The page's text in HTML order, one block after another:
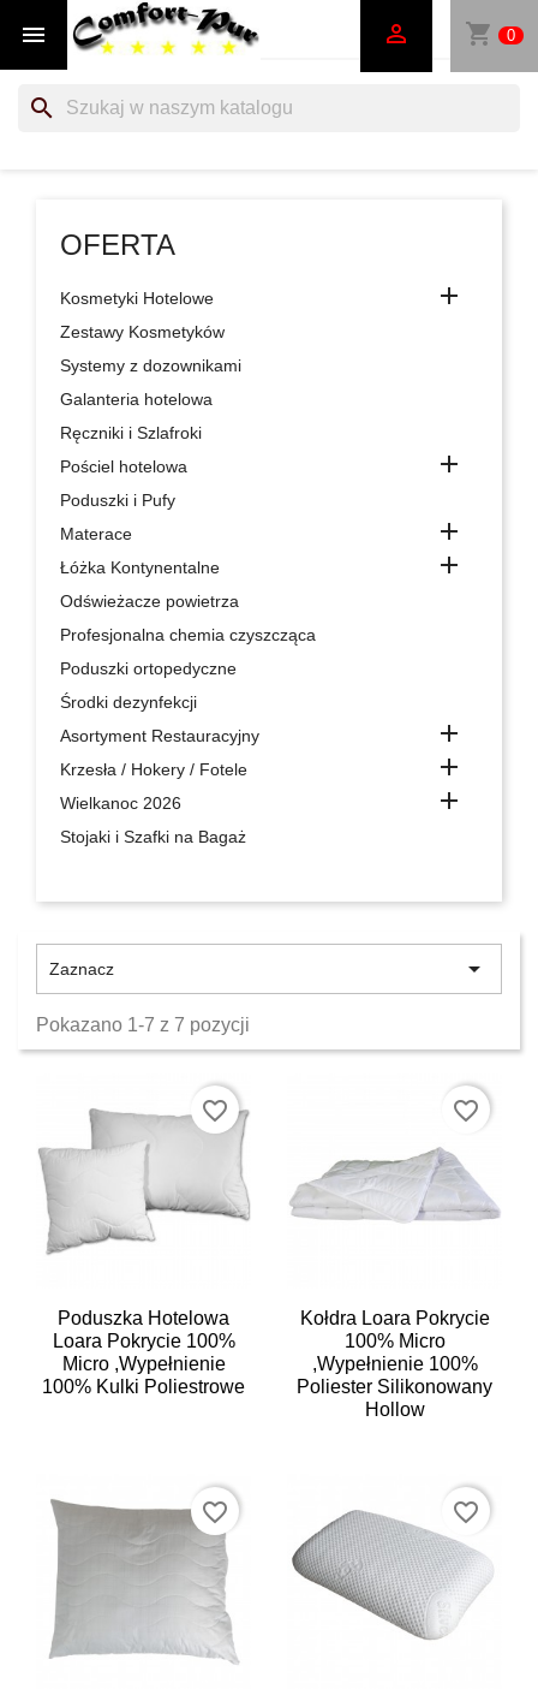
 shopping_cart 0

search
OFERTA
Kosmetyki Hotelowe 
Zestawy Kosmetyków
Systemy z dozownikami
Galanteria hotelowa
Ręczniki i Szlafroki
Pościel hotelowa

Poduszki i Pufy
Materace

Łóżka Kontynentalne 
Odświeżacze powietrza
Profesjonalna chemia czyszcząca
Poduszki ortopedyczne
Środki dezynfekcji
Asortyment Restauracyjny

Krzesła / Hokery / Fotele 
Wielkanoc 2026 
Stojaki i Szafki na Bagaż
Zaznacz 
Pokazano 1-7 z 7 pozycji
Poduszka Hotelowa
Loara Pokrycie 100%
Micro ,wypełnienie
100% Kulki Poliestrowe
favorite_border
Kołdra Loara Pokrycie
100% Micro
,wypełnienie 100%
Poliester Silikonowany
Hollow
favorite_border
favorite_border favorite_border